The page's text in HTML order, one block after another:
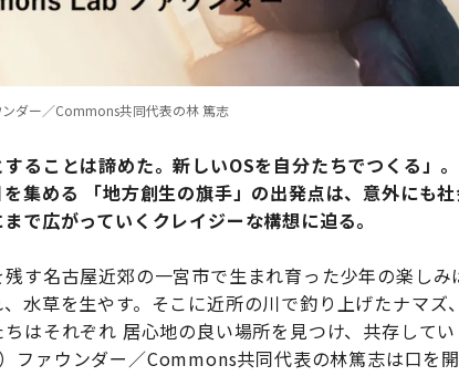
ダー／Commons共同代表の林 篤志
することは諦めた。新しいOSを自分たちでつくる」
集める 「地方創生の旗手」の出発点は、意外にも
で広がっていくクレイジーな構想に迫る。
す名古屋近郊の一宮市で生まれ育った少年の楽し
水草を生やす。そこに近所の川で釣り上げたナマズ
はそれぞれ 居心地の良い場所を見つけ、共存して
ファウンダー／Commons共同代表の林篤志は口を開